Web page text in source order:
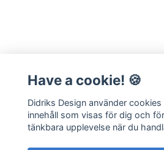
Läs mer
Kontakt
Frågor & Svar
Have a cookie! 🍪
Didriks Design använder
innehåll som visas för dig och
tänkbara upplevelse när du